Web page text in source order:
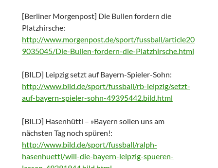
[Berliner Morgenpost] Die Bullen fordern die
Platzhirsche:
http://www.morgenpost.de/sport/fussball/article20
9035045/Die-Bullen-fordern-die-Platzhirsche.html
[BILD] Leipzig setzt auf Bayern-Spieler-Sohn:
http://www.bild.de/sport/fussball/rb-leipzig/setzt-
auf-bayern-spieler-sohn-49395442.bild.html
[BILD] Hasenhüttl – »Bayern sollen uns am
nächsten Tag noch spüren!:
http://www.bild.de/sport/fussball/ralph-
hasenhuettl/will-die-bayern-leipzig-spueren-